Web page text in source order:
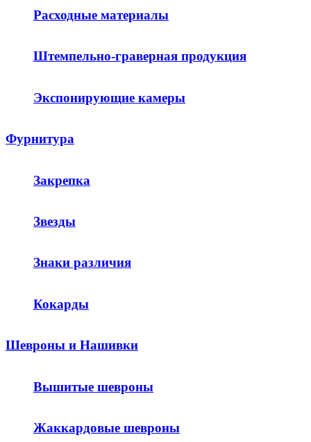
Расходные материалы
Штемпельно-граверная продукция
Экспонирующие камеры
Фурнитура
Закрепка
Звезды
Знаки различия
Кокарды
Шевроны и Нашивки
Вышитые шевроны
Жаккардовые шевроны